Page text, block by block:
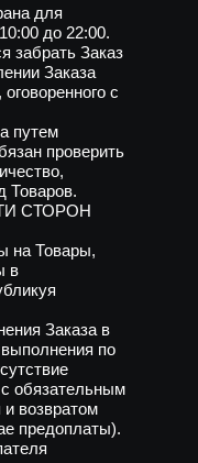
для
до 22:00.
забрать Заказ
Заказа
с
путем
проверить
Товаров.
СТОРОН
на Товары,
в
Заказа в
по
обязательным
возвратом
предоплаты).